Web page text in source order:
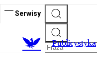
Serwisy
Publicystyka